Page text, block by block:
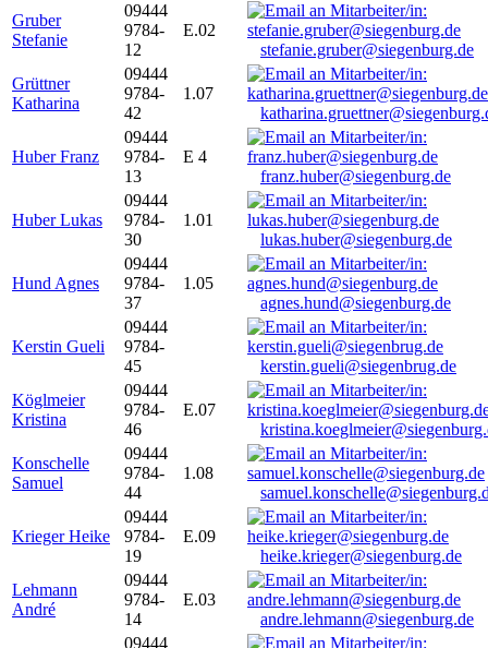
Gruber
Stefanie
09444
9784-
12
E.02
stefanie.gruber@siegenburg.de
Grüttner
Katharina
09444
9784-
42
1.07
Huber Franz
09444
9784-
13
E 4
franz.huber@siegenburg.de
Huber Lukas
09444
9784-
30
1.01
lukas.huber@siegenburg.de
Hund Agnes
09444
9784-
37
1.05
agnes.hund@siegenburg.de
Kerstin Gueli
09444
9784-
45
kerstin.gueli@siegenbrug.de
Köglmeier
Kristina
09444
9784-
46
E.07
Konschelle
Samuel
09444
9784-
44
1.08
Krieger Heike
09444
9784-
19
E.09
heike.krieger@siegenburg.de
Lehmann
André
09444
9784-
14
E.03
andre.lehmann@siegenburg.de
09444